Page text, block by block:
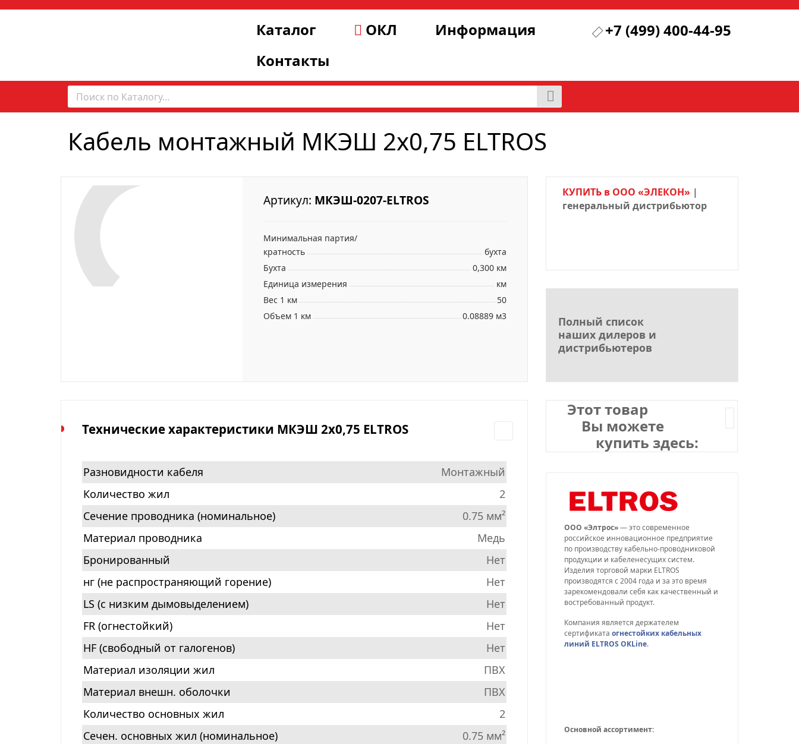
Каталог ОКЛ
Информация
Контакты
+7 (499) 400-44-95
Кабель монтажный МКЭШ 2х0,75 ELTROS
Артикул: МКЭШ-0207-ELTROS
Минимальная партия/
кратность
бухта
Бухта
0,300 км
Единица измерения
км
Вес 1 км
50
Объем 1 км
0.08889 м3
КУПИТЬ в ООО «ЭЛЕКОН» |
генеральный дистрибьютор
Полный список
наших дилеров и
дистрибьютеров
Технические характеристики МКЭШ 2х0,75 ELTROS
Разновидности кабеля
Монтажный
Количество жил
2
Сечение проводника (номинальное)
0.75 мм²
Материал проводника
Медь
Бронированный
Нет
нг (не распространяющий горение)
Нет
LS (с низким дымовыделением)
Нет
FR (огнестойкий)
Нет
HF (свободный от галогенов)
Нет
Материал изоляции жил
ПВХ
Материал внешн. оболочки
ПВХ
Количество основных жил
2
Сечен. основных жил (номинальное)
0.75 мм²
Этот товар
Вы можете
купить здесь:
ООО «Элтрос»— это современное
российское инновационное предприятие
по производству кабельно-проводниковой
продукции и кабеленесущих систем.
Изделия торговой марки ELTROS
производятся с 2004 года и за это время
зарекомендовали себя как качественный и
востребованный продукт.
Компания является держателем
сертификатаогнестойких кабельных
линий ELTROS OKLine.
Основной ассортимент: